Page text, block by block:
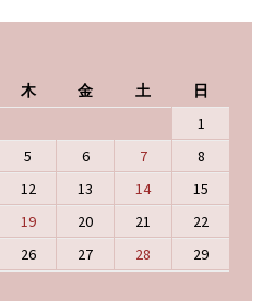
木 金 土
日
1
5 6 7
8
12 13 14
15
19 20 21
22
26 27 28
29